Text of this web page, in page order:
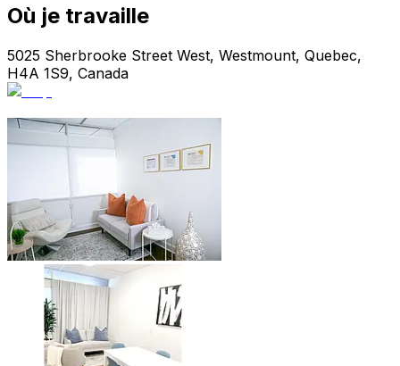
Où je travaille
5025 Sherbrooke Street West, Westmount, Quebec,
H4A 1S9, Canada